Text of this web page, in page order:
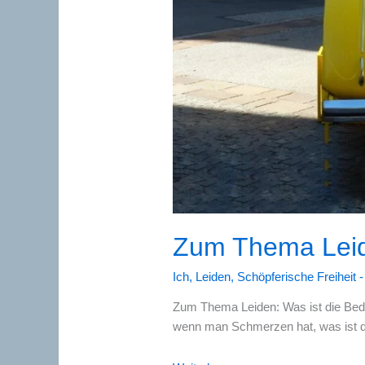
Zum Thema
Ich, Leiden, Schöpferische Freiheit
Zum Thema Leiden: Was ist die
wenn man Schmerzen hat, was ist